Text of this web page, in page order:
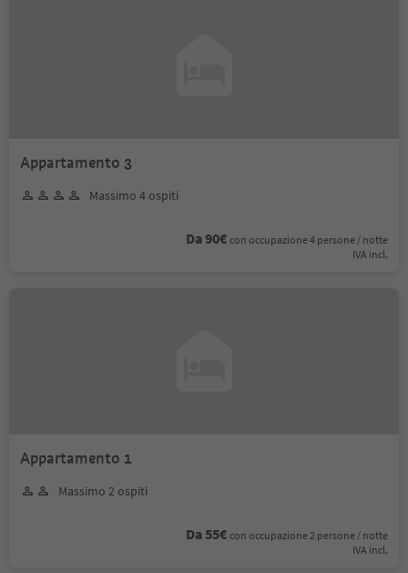
Appartamento 3
Massimo 4 ospiti
Da 90€ con occupazione 4 persone / notte
IVA incl.
Appartamento 1
Massimo 2 ospiti
Da 55€ con occupazione 2 persone / notte
IVA incl.